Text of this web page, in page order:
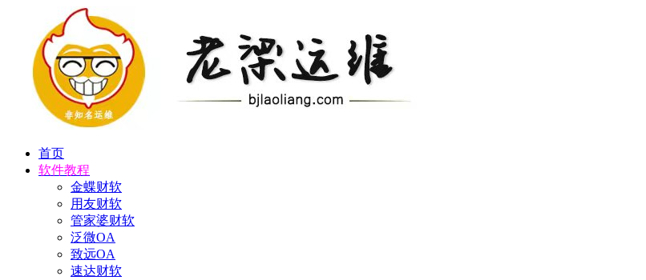
首页
软件教程
金蝶财软
用友财软
管家婆财软
泛微OA
致远OA
速达财软